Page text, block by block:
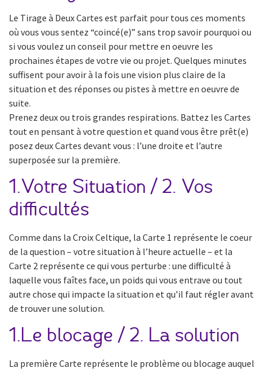
Le Tirage à Deux Cartes est parfait pour tous ces moments
où vous vous sentez “coincé(e)” sans trop savoir pourquoi ou
si vous voulez un conseil pour mettre en oeuvre les
prochaines étapes de votre vie ou projet. Quelques minutes
suffisent pour avoir à la fois une vision plus claire de la
situation et des réponses ou pistes à mettre en oeuvre de
suite.
Prenez deux ou trois grandes respirations. Battez les Cartes
tout en pensant à votre question et quand vous être prêt(e)
posez deux Cartes devant vous : l’une droite et l’autre
superposée sur la première.
1.Votre Situation / 2. Vos
difficultés
Comme dans la Croix Celtique, la Carte 1 représente le coeur
de la question – votre situation à l’heure actuelle – et la
Carte 2 représente ce qui vous perturbe : une difficulté à
laquelle vous faîtes face, un poids qui vous entrave ou tout
autre chose qui impacte la situation et qu’il faut régler avant
de trouver une solution.
1.Le blocage / 2. La solution
La première Carte représente le problème ou blocage auquel